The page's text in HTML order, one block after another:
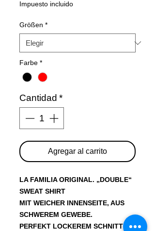
Impuesto incluido
Größen *
Farbe *
Cantidad *
Agregar al carrito
LA FAMILIA ORIGINAL. „DOUBLE“
SWEAT SHIRT
MIT WEICHER INNENSEITE, AUS
SCHWEREM GEWEBE.
PERFEKT LOCKEREM SCHNITT